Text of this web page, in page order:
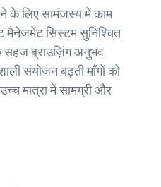
के लिए सामंजस्य में काम
सिस्टम सुनिश्चित
सहज ब्राउज़िंग अनुभव
संयोजन बढ़ती माँगों को
मात्रा में सामग्री और